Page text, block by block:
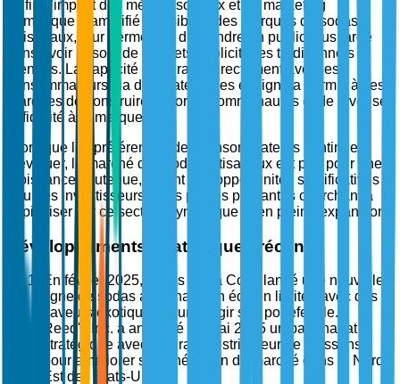
Enfin, l'impact des médias sociaux et du marketing
numérique a amplifié la visibilité des marques de sodas
artisanaux, leur permettant d'atteindre un public plus large
sans avoir besoin de budgets publicitaires traditionnels
étendus. La capacité à interagir directement avec les
consommateurs via des plateformes en ligne a permis à ces
marques de construire de fortes communautés et de favoriser
la fidélité à la marque.
Alors que les préférences des consommateurs continuent
d'évoluer, le marché des sodas artisanaux est prêt pour une
croissance soutenue, offrant des opportunités significatives
pour les investisseurs et les parties prenantes cherchant à
capitaliser sur ce secteur dynamique et en pleine expansion.
Développements stratégiques récents
En février 2025, Jones Soda Co. a lancé une nouvelle
ligne de sodas artisanaux en édition limitée avec des
saveurs exotiques pour élargir son portefeuille.
Reed's Inc. a annoncé en mai 2025 un partenariat
stratégique avec un grand distributeur de boissons
pour améliorer sa pénétration du marché dans le Nord-
Est des États-Unis.